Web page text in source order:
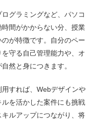
グラミングなど、パソコ
間がかからない分、授業
が特徴です。自分のペー
守る自己管理能力や、オ
然と身につきます。
すれば、Webデザインや
を活かした案件にも挑戦
ルアップにつながり、将